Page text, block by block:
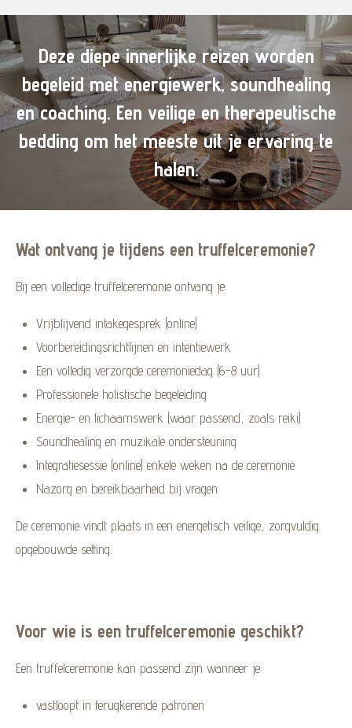
Deze diepe innerlijke reizen worden
begeleid met energiewerk, soundhealing
en coaching. Een veilige en therapeutische
bedding om het meeste uit je ervaring te
halen.
Wat ontvang je tijdens een truffelceremonie?
Bij een volledige truffelceremonie ontvang je:
Vrijblijvend intakegesprek (online)
Voorbereidingsrichtlijnen en intentiewerk
Een volledig verzorgde ceremoniedag (6–8 uur)
Professionele holistische begeleiding
Energie- en lichaamswerk (waar passend, zoals reiki)
Soundhealing en muzikale ondersteuning
Integratiesessie (online) enkele weken na de ceremonie
Nazorg en bereikbaarheid bij vragen
De ceremonie vindt plaats in een energetisch veilige, zorgvuldig
opgebouwde setting.
Voor wie is een truffelceremonie geschikt?
Een truffelceremonie kan passend zijn wanneer je:
vastloopt in terugkerende patronen